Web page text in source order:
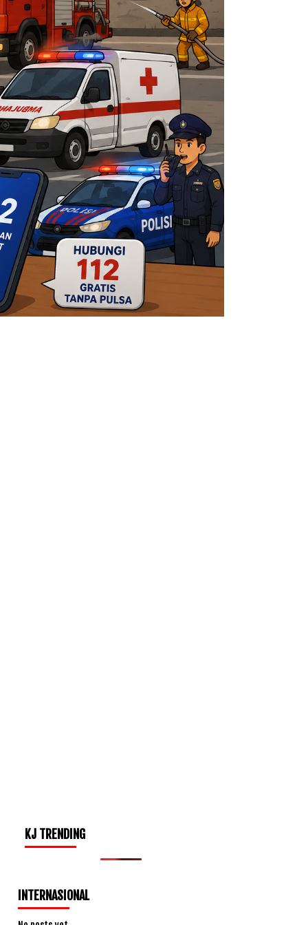
KJ TRENDING
INTERNASIONAL